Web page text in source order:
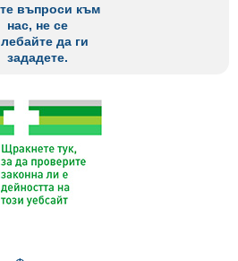
въпроси към
нас, не се
да ги
зададете.